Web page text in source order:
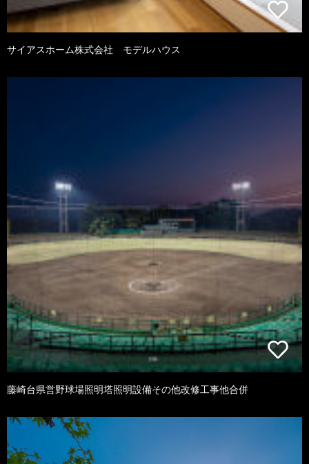
サイアスホーム株式会社 モデルハウス
藤崎台県営野球場照明塔照明設備その他改修工事他合併